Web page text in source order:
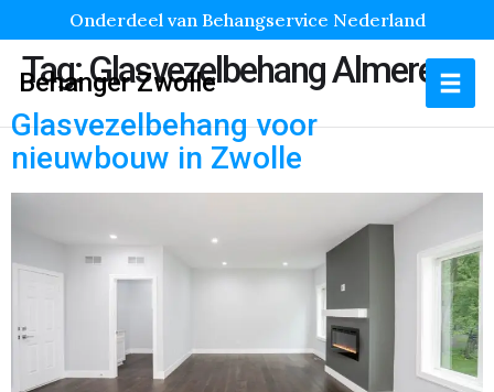
Onderdeel van Behangservice Nederland
Behanger Zwolle
Tag:Glasvezelbehang Almere
Glasvezelbehang voor
nieuwbouw in Zwolle